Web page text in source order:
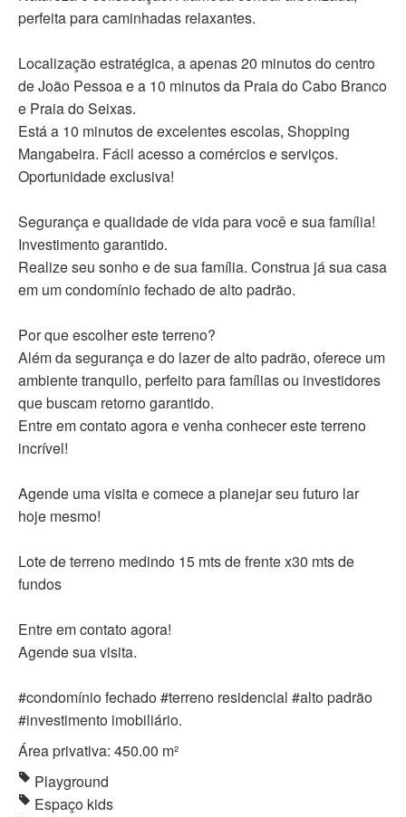
perfeita para caminhadas relaxantes.
Localização estratégica, a apenas 20 minutos do centro
de João Pessoa e a 10 minutos da Praia do Cabo Branco
e Praia do Seixas.
Está a 10 minutos de excelentes escolas, Shopping
Mangabeira. Fácil acesso a comércios e serviços.
Oportunidade exclusiva!
Segurança e qualidade de vida para você e sua família!
Investimento garantido.
Realize seu sonho e de sua família. Construa já sua casa
em um condomínio fechado de alto padrão.
Por que escolher este terreno?
Além da segurança e do lazer de alto padrão, oferece um
ambiente tranquilo, perfeito para famílias ou investidores
que buscam retorno garantido.
Entre em contato agora e venha conhecer este terreno
incrível!
Agende uma visita e comece a planejar seu futuro lar
hoje mesmo!
Lote de terreno medindo 15 mts de frente x30 mts de
fundos
Entre em contato agora!
Agende sua visita.
#condomínio fechado #terreno residencial #alto padrão
#investimento imobiliário.
Área privativa: 450.00 m²
Playground
Espaço kids